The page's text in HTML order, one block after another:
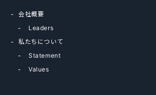
会社概要
Leaders
私たちについて
Statement
Values